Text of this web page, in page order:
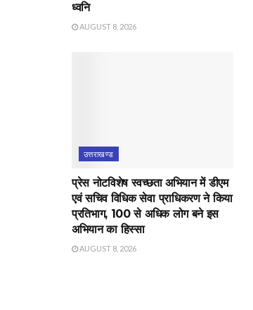
ध्वनि
AUGUST 8, 2026
उत्तराखण्ड
प्रेस नोटविशेष स्वच्छता अभियान में डीएम
एवं सचिव विधिक सेवा प्राधिकरण ने किया
प्रतिभाग, 100 से अधिक लोग बने इस
अभियान का हिस्सा
AUGUST 8, 2026